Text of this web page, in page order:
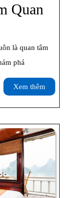
Quan
là quan tâm
phá
Xem thêm
thêm